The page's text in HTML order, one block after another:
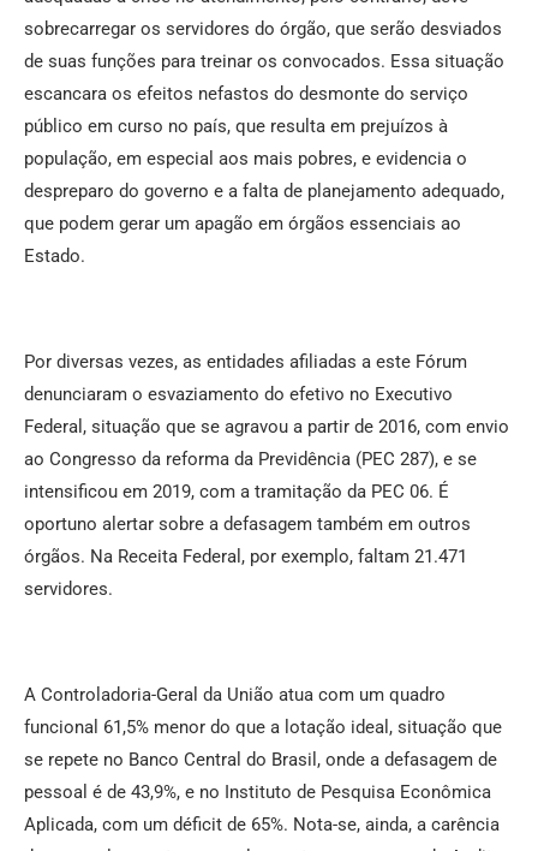
sobrecarregar os servidores do órgão, que serão desviados
de suas funções para treinar os convocados. Essa situação
escancara os efeitos nefastos do desmonte do serviço
público em curso no país, que resulta em prejuízos à
população, em especial aos mais pobres, e evidencia o
despreparo do governo e a falta de planejamento adequado,
que podem gerar um apagão em órgãos essenciais ao
Estado.
Por diversas vezes, as entidades afiliadas a este Fórum
denunciaram o esvaziamento do efetivo no Executivo
Federal, situação que se agravou a partir de 2016, com envio
ao Congresso da reforma da Previdência (PEC 287), e se
intensificou em 2019, com a tramitação da PEC 06. É
oportuno alertar sobre a defasagem também em outros
órgãos. Na Receita Federal, por exemplo, faltam 21.471
servidores.
A Controladoria-Geral da União atua com um quadro
funcional 61,5% menor do que a lotação ideal, situação que
se repete no Banco Central do Brasil, onde a defasagem de
pessoal é de 43,9%, e no Instituto de Pesquisa Econômica
Aplicada, com um déficit de 65%. Nota-se, ainda, a carência